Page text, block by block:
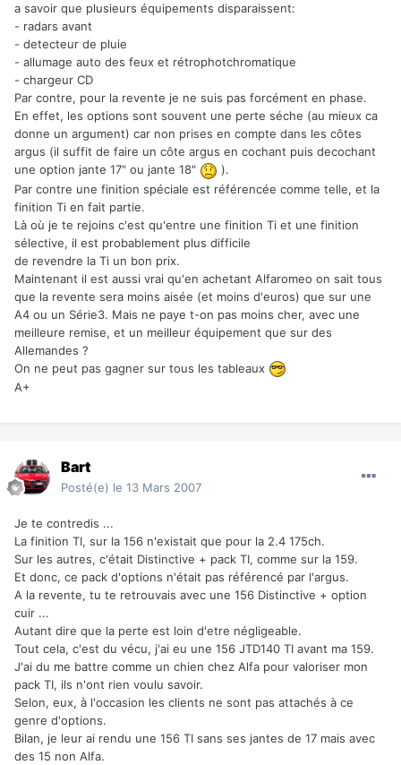
a savoir que plusieurs équipements disparaissent:
- radars avant
- detecteur de pluie
- allumage auto des feux et rétrophotchromatique
- chargeur CD
Par contre, pour la revente je ne suis pas forcément en phase.
En effet, les options sont souvent une perte séche (au mieux ca
donne un argument) car non prises en compte dans les côtes
argus (il suffit de faire un côte argus en cochant puis decochant
une option jante 17" ou jante 18"
).
Par contre une finition spéciale est référencée comme telle, et la
finition Ti en fait partie.
Là où je te rejoins c'est qu'entre une finition Ti et une finition
sélective, il est probablement plus difficile
de revendre la Ti un bon prix.
Maintenant il est aussi vrai qu'en achetant Alfaromeo on sait tous
que la revente sera moins aisée (et moins d'euros) que sur une
A4 ou un Série3. Mais ne paye t-on pas moins cher, avec une
meilleure remise, et un meilleur équipement que sur des
Allemandes ?
On ne peut pas gagner sur tous les tableaux
A+
Bart
Posté(e) le 13 Mars 2007
Je te contredis ...
La finition TI, sur la 156 n'existait que pour la 2.4 175ch.
Sur les autres, c'était Distinctive + pack TI, comme sur la 159.
Et donc, ce pack d'options n'était pas référencé par l'argus.
A la revente, tu te retrouvais avec une 156 Distinctive + option
cuir ...
Autant dire que la perte est loin d'etre négligeable.
Tout cela, c'est du vécu, j'ai eu une 156 JTD140 TI avant ma 159.
J'ai du me battre comme un chien chez Alfa pour valoriser mon
pack TI, ils n'ont rien voulu savoir.
Selon, eux, à l'occasion les clients ne sont pas attachés à ce
genre d'options.
Bilan, je leur ai rendu une 156 TI sans ses jantes de 17 mais avec
des 15 non Alfa.